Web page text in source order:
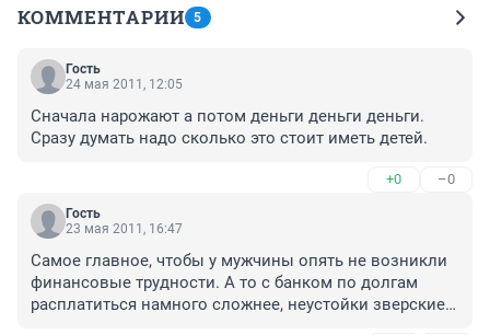
КОММЕНТАРИИ 5
Гость
24 мая 2011, 12:05
Сначала нарожают а потом деньги деньги деньги.
Сразу думать надо сколько это стоит иметь детей.
+0 –0
Гость
23 мая 2011, 16:47
Самое главное, чтобы у мужчины опять не возникли
финансовые трудности. А то с банком по долгам
расплатиться намного сложнее, неустойки зверские.